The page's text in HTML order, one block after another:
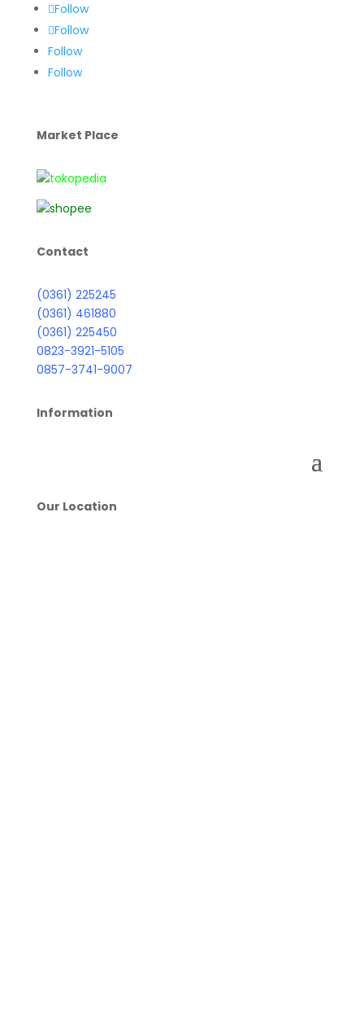
Follow
Follow
Follow
Follow
Market Place
Contact
(0361) 225245
(0361) 461880
(0361) 225450
0823-3921-5105
0857-3741-9007
Information
Our Location